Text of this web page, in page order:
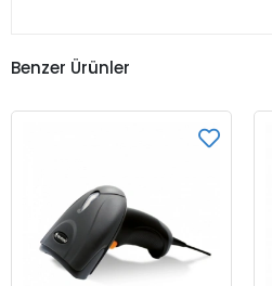
Benzer Ürünler